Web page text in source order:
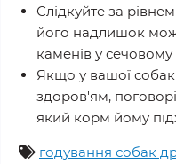
Слідкуйте за рівнем
його надлишок
каменів у сечовому
Якщо у вашої
здоров'ям,
який корм йому
годування собак